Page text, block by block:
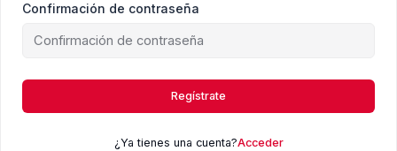
Confirmación de contraseña
Regístrate
¿Ya tienes una cuenta?Acceder